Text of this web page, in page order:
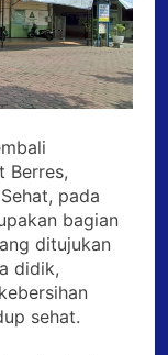
Berres,
pada
bagian
ditujukan
didik,
sehat.